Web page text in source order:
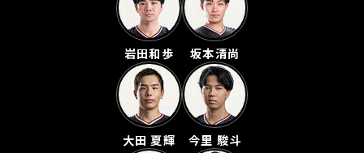
岩田和歩 坂本清尚
大田 夏輝 今里 駿斗